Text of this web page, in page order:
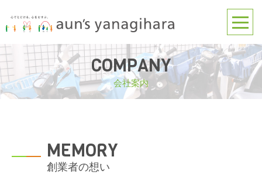
COMPANY
会社案内
MEMORY
創業者の想い